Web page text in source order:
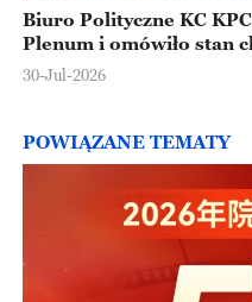
Biuro Polityczne KC
Plenum i omówiło stan
30-Jul-2026
POWIĄZANE TEMATY